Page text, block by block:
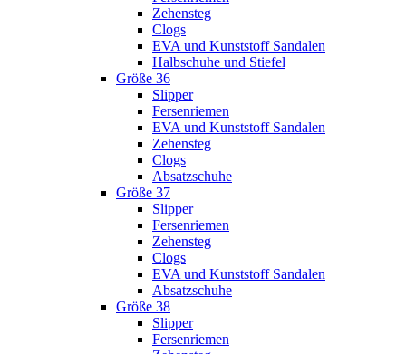
Zehensteg
Clogs
EVA und Kunststoff Sandalen
Halbschuhe und Stiefel
Größe 36
Slipper
Fersenriemen
EVA und Kunststoff Sandalen
Zehensteg
Clogs
Absatzschuhe
Größe 37
Slipper
Fersenriemen
Zehensteg
Clogs
EVA und Kunststoff Sandalen
Absatzschuhe
Größe 38
Slipper
Fersenriemen